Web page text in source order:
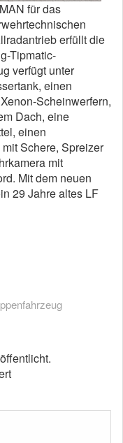
für das
erfüllt die
Tipmatic-
verfügt unter
einen
Scheinwerfern,
Dach, eine
einen
Schere, Spreizer
mit
Mit dem neuen
29 Jahre altes LF